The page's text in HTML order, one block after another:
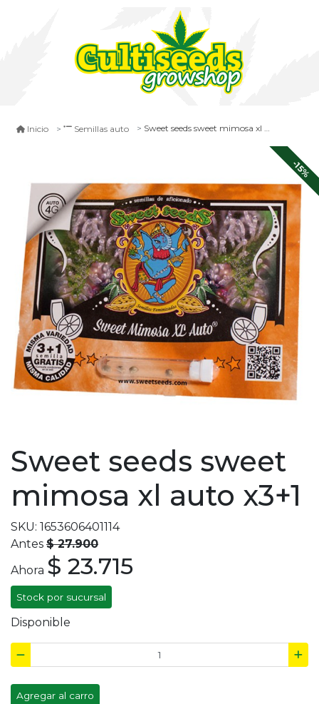
Inicio Semillas auto Sweet seeds sweet mimosa xl auto x3+1
-15%
Sweet seeds sweet
mimosa xl auto x3+1
SKU: 1653606401114
Antes $ 27.900
Ahora $ 23.715
Stock por sucursal
Disponible
Agregar al carro